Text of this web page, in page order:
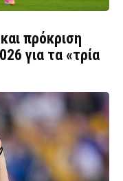
πρόκριση
για τα «τρία